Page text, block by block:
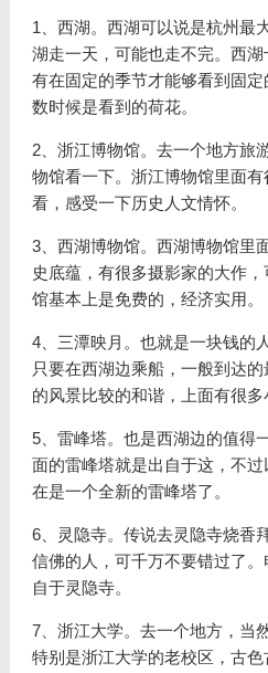
1、西湖。西湖可以说是杭州最
湖走一天，可能也走不完。西
有在固定的季节才能够看到固
数时候是看到的荷花。
2、浙江博物馆。去一个地方旅
物馆看一下。浙江博物馆里面
看，感受一下历史人文情怀。
3、西湖博物馆。西湖博物馆里
史底蕴，有很多摄影家的大作
馆基本上是免费的，经济实用。
4、三潭映月。也就是一块钱的
只要在西湖边乘船，一般到达
的风景比较的和谐，上面有很多
5、雷峰塔。也是西湖边的值得
面的雷峰塔就是出自于这，不
在是一个全新的雷峰塔了。
6、灵隐寺。传说去灵隐寺烧香
信佛的人，可千万不要错过了
自于灵隐寺。
7、浙江大学。去一个地方，当
特别是浙江大学的老校区，古